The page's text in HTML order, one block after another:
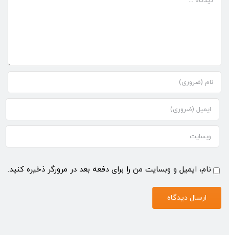
نام، ایمیل و وبسایت من را برای دفعه بعد در مرورگر ذخیره کنید.